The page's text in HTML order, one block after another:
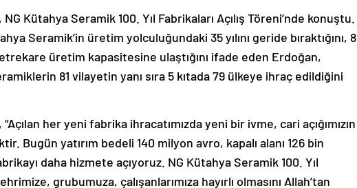
Kütahya Seramik 100. Yıl Fabrikaları Açılış Töreni’nde konuştu.
Seramik’in üretim yolculuğundaki 35 yılını geride bıraktığını, 8
üretim kapasitesine ulaştığını ifade eden Erdoğan,
81 vilayetin yanı sıra 5 kıtada 79 ülkeye ihraç edildiğini
her yeni fabrika ihracatımızda yeni bir ivme, cari açığımızın
Bugün yatırım bedeli 140 milyon avro, kapalı alanı 126 bin
daha hizmete açıyoruz. NG Kütahya Seramik 100. Yıl
grubumuza, çalışanlarımıza hayırlı olmasını Allah’tan